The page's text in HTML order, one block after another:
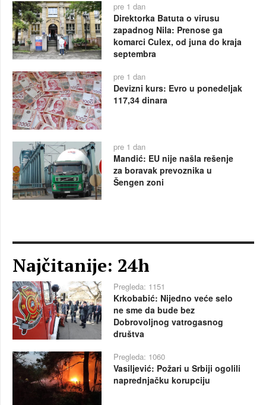
pre 1 dan
Direktorka Batuta o virusu
zapadnog Nila: Prenose ga
komarci Culex, od juna do kraja
septembra
pre 1 dan
Devizni kurs: Evro u ponedeljak
117,34 dinara
pre 1 dan
Mandić: EU nije našla rešenje
za boravak prevoznika u
Šengen zoni
Najčitanije: 24h
Pregleda: 1151
Krkobabić: Nijedno veće selo
ne sme da bude bez
Dobrovoljnog vatrogasnog
društva
Pregleda: 1060
Vasiljević: Požari u Srbiji ogolili
naprednjačku korupciju